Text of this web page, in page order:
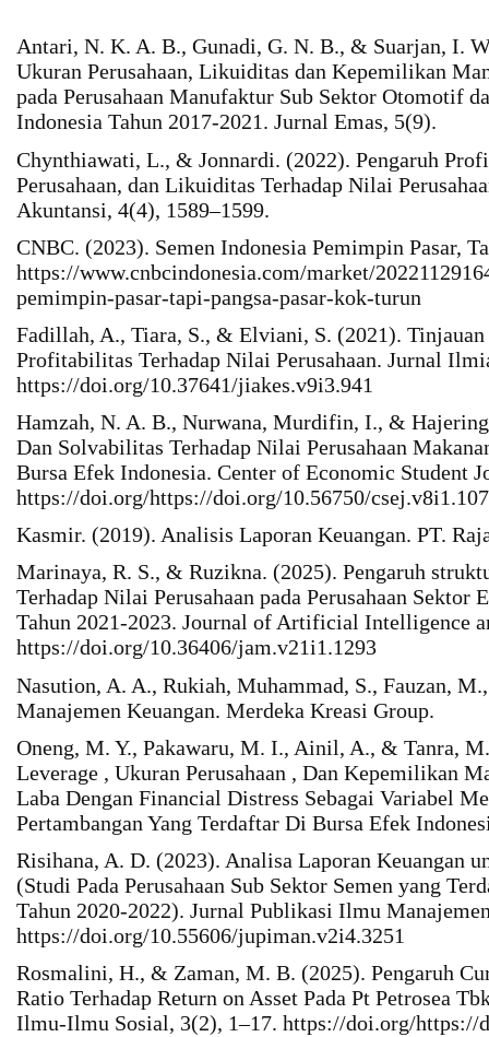
Antari, N. K. A. B., Gunadi, G. N. B., & Suarjan, I.
Ukuran Perusahaan, Likuiditas dan Kepemilikan
pada Perusahaan Manufaktur Sub Sektor Otomotif
Indonesia Tahun 2017-2021. Jurnal Emas, 5(9).
Chynthiawati, L., & Jonnardi. (2022). Pengaruh
Perusahaan, dan Likuiditas Terhadap Nilai
Akuntansi, 4(4), 1589–1599.
CNBC. (2023). Semen Indonesia Pemimpin Pasar,
https://www.cnbcindonesia.com/market/
pemimpin-pasar-tapi-pangsa-pasar-kok-turun
Fadillah, A., Tiara, S., & Elviani, S. (2021).
Profitabilitas Terhadap Nilai Perusahaan. Jurnal
https://doi.org/10.37641/jiakes.v9i3.941
Hamzah, N. A. B., Nurwana, Murdifin, I., &
Dan Solvabilitas Terhadap Nilai Perusahaan
Bursa Efek Indonesia. Center of Economic Student
https://doi.org/https://doi.org/10.56750/
Kasmir. (2019). Analisis Laporan Keuangan. PT.
Marinaya, R. S., & Ruzikna. (2025). Pengaruh
Terhadap Nilai Perusahaan pada Perusahaan Sektor
Tahun 2021-2023. Journal of Artificial Intelligence
https://doi.org/10.36406/jam.v21i1.1293
Nasution, A. A., Rukiah, Muhammad, S., Fauzan,
Manajemen Keuangan. Merdeka Kreasi Group.
Oneng, M. Y., Pakawaru, M. I., Ainil, A., & Tanra,
Leverage , Ukuran Perusahaan , Dan Kepemilikan
Laba Dengan Financial Distress Sebagai Variabel
Pertambangan Yang Terdaftar Di Bursa Efek
Risihana, A. D. (2023). Analisa Laporan Keuangan
(Studi Pada Perusahaan Sub Sektor Semen yang
Tahun 2020-2022). Jurnal Publikasi Ilmu
https://doi.org/10.55606/jupiman.v2i4.3251
Rosmalini, H., & Zaman, M. B. (2025). Pengaruh
Ratio Terhadap Return on Asset Pada Pt Petrosea
Ilmu-Ilmu Sosial, 3(2), 1–17. https://doi.org/https://